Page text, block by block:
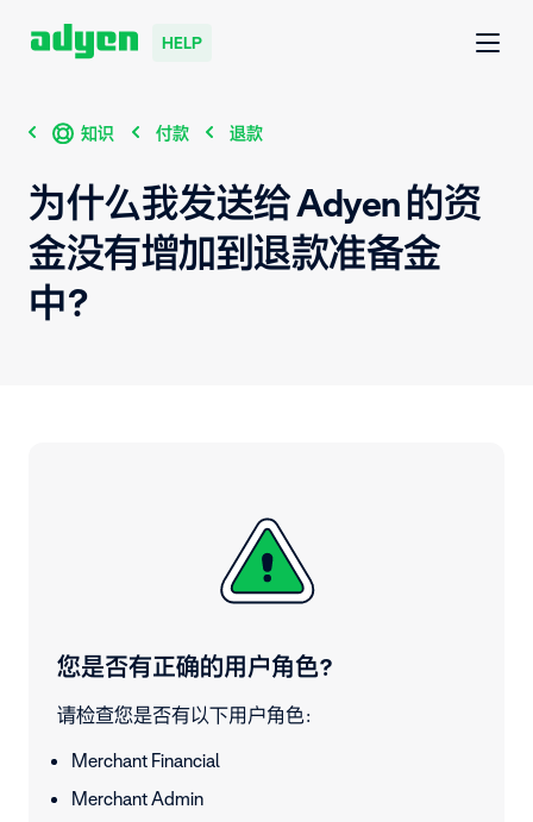
HELP
知识 付款 退款
为什么我发送给 Adyen 的资
金没有增加到退款准备金
中？
您是否有正确的用户角色？
请检查您是否有以下用户角色：
Merchant Financial
Merchant Admin